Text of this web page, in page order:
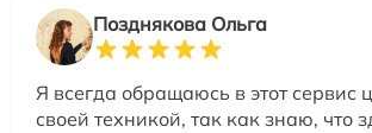
Позднякова Ольга
Я всегда обращаюсь в этот сервис
своей техникой, так как знаю, что